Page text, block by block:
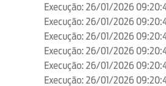
Execução: 26/01/2026
Execução: 26/01/2026
Execução: 26/01/2026
Execução: 26/01/2026
Execução: 26/01/2026
Execução: 26/01/2026